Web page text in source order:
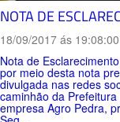
NOTA DE
18/09/2017 ás 19:08:00
Nota de
por meio desta nota
divulgada nas redes
caminhão da
empresa Agro Pedra,